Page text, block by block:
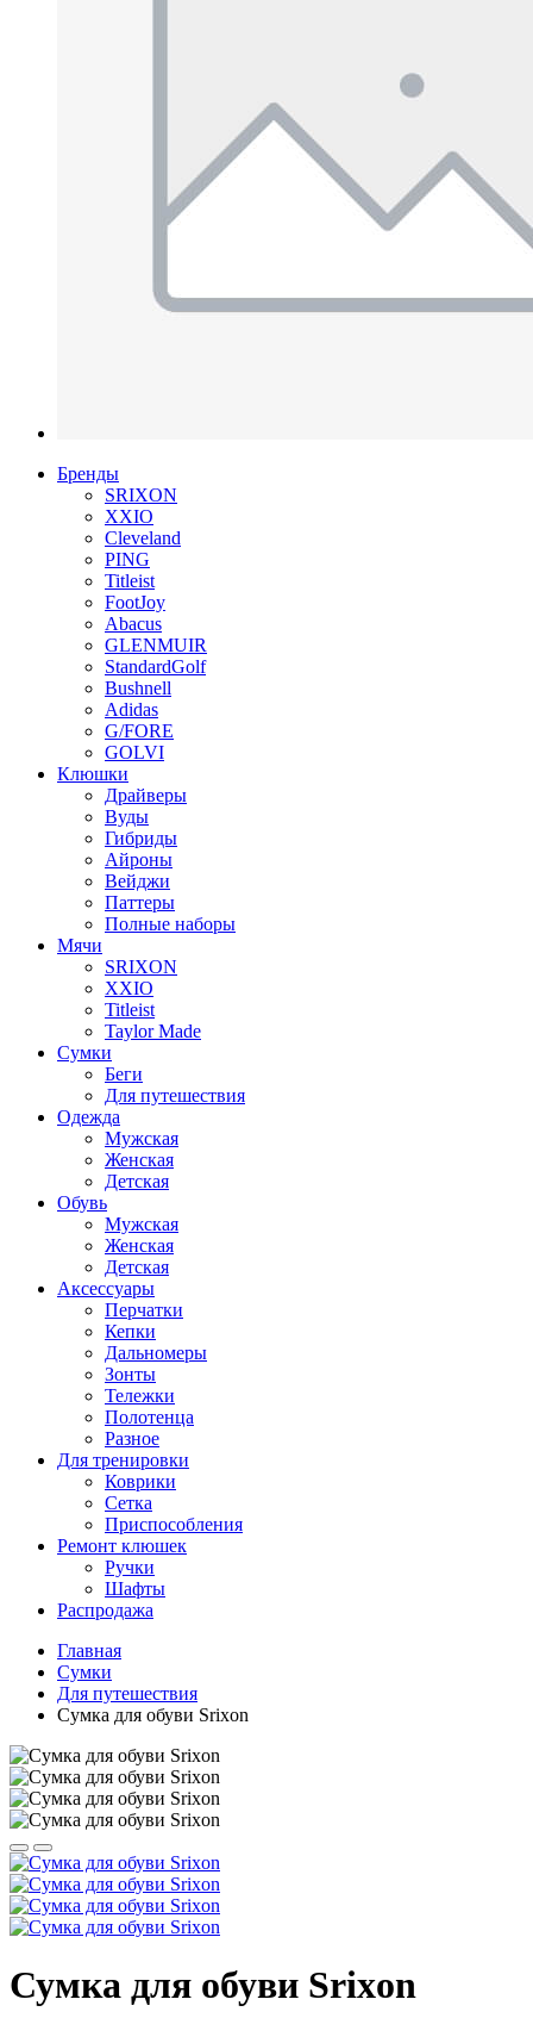
Бренды
SRIXON
XXIO
Cleveland
PING
Titleist
FootJoy
Abacus
GLENMUIR
StandardGolf
Bushnell
Adidas
G/FORE
GOLVI
Клюшки
Драйверы
Вуды
Гибриды
Айроны
Вейджи
Паттеры
Полные наборы
Мячи
SRIXON
XXIO
Titleist
Taylor Made
Сумки
Беги
Для путешествия
Одежда
Мужская
Женская
Детская
Обувь
Мужская
Женская
Детская
Аксессуары
Перчатки
Кепки
Дальномеры
Зонты
Тележки
Полотенца
Разное
Для тренировки
Коврики
Сетка
Приспособления
Ремонт клюшек
Ручки
Шафты
Распродажа
Главная
Сумки
Для путешествия
Сумка для обуви Srixon
Сумка для обуви Srixon